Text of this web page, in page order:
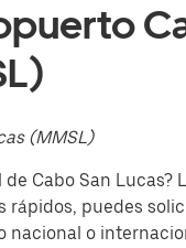
(MMSL)
Cabo San Lucas?
rápidos, puedes
nacional o